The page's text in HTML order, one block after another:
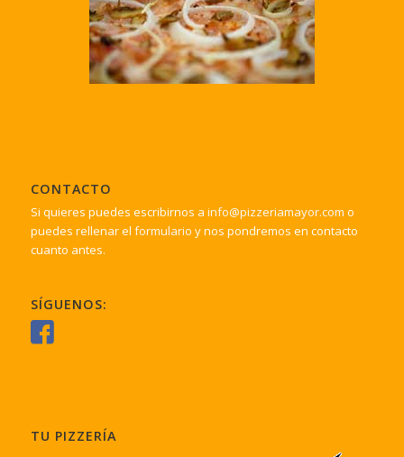
CONTACTO
Si quieres puedes escribirnos a info@pizzeriamayor.com o
puedes rellenar el formulario y nos pondremos en contacto
cuanto antes.
SÍGUENOS:
TU PIZZERÍA